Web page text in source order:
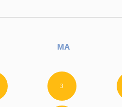
MA
3